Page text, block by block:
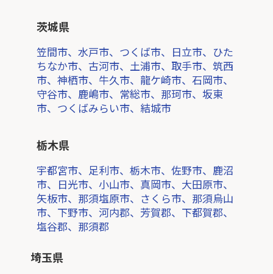
茨城県
笠間市、水戸市、つくば市、日立市、ひた
ちなか市、古河市、土浦市、取手市、筑西
市、神栖市、牛久市、龍ケ崎市、石岡市、
守谷市、鹿嶋市、常総市、那珂市、坂東
市、つくばみらい市、結城市
栃木県
宇都宮市、足利市、栃木市、佐野市、鹿沼
市、日光市、小山市、真岡市、大田原市、
矢板市、那須塩原市、さくら市、那須烏山
市、下野市、河内郡、芳賀郡、下都賀郡、
塩谷郡、那須郡
埼玉県